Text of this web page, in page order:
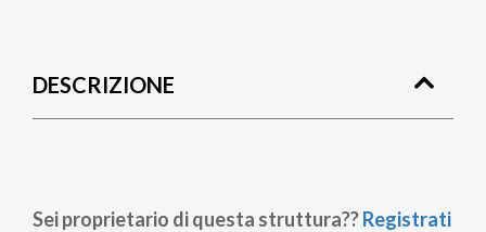
pane
DESCRIZIONE
Sei proprietario di questa struttura??Registrati